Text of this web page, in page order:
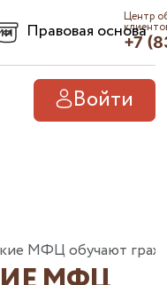
Правовая основа
Центр
+7
Войти
МФЦ обучают